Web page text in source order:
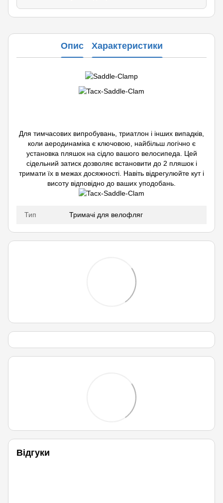
Опис Характеристики
Для тимчасових випробувань, триатлон і інших випадків,
коли аеродинаміка є ключовою, найбільш логічно є
установка пляшок на сідло вашого велосипеда. Цей
сідельний затиск дозволяє встановити до 2 пляшок і
тримати їх в межах досяжності. Навіть відрегулюйте кут і
висоту відповідно до ваших уподобань.
Тип Тримачі для велофляг
Відгуки